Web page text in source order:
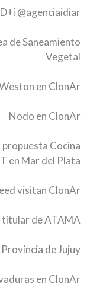
@agenciaidiar
de Saneamiento
Vegetal
en ClonAr
Nodo en ClonAr
propuesta Cocina
en Mar del Plata
visitan ClonAr
titular de ATAMA
de Jujuy
en ClonAr